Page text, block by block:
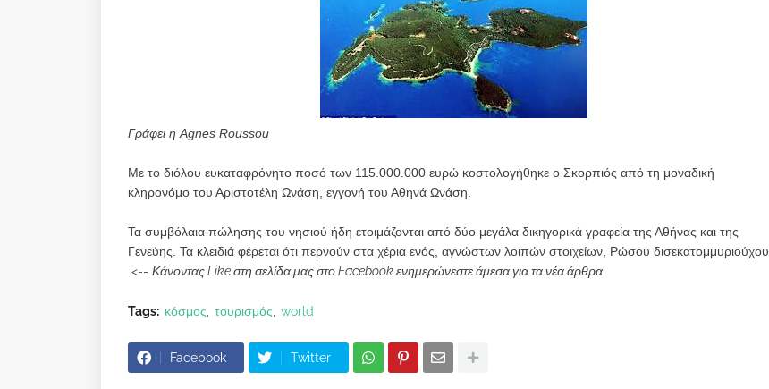
Γράφει η Agnes Roussou
Με το διόλου ευκαταφρόνητο ποσό των 115.000.000 ευρώ κοστολογήθηκε ο Σκορπιός από τη μοναδική
κληρονόμο του Αριστοτέλη Ωνάση, εγγονή του Αθηνά Ωνάση.
Τα συμβόλαια πώλησης του νησιού ήδη ετοιμάζονται από δύο μεγάλα δικηγορικά γραφεία της Αθήνας και της
Γενεύης. Τα κλειδιά φέρεται ότι περνούν στα χέρια ενός, αγνώστων λοιπών στοιχείων, Ρώσου δισεκατομμυριούχου.
<-- Κάνοντας Like στη σελίδα μας στο Facebook ενημερώνεστε άμεσα για τα νέα άρθρα
Tags: κόσμος τουρισμός world
Facebook Twitter